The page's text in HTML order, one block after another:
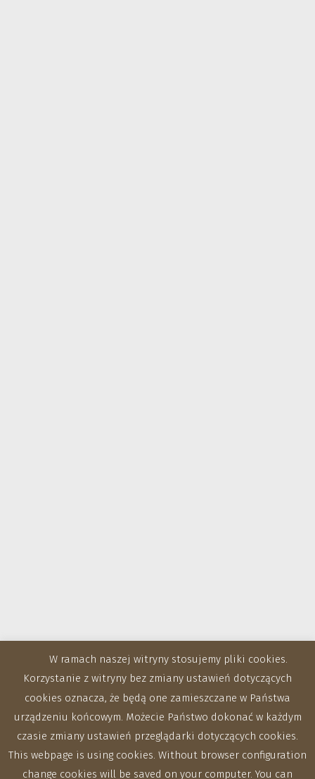
W ramach naszej witryny stosujemy pliki cookies.
Korzystanie z witryny bez zmiany ustawień dotyczących
cookies oznacza, że będą one zamieszczane w Państwa
urządzeniu końcowym. Możecie Państwo dokonać w każdym
czasie zmiany ustawień przeglądarki dotyczących cookies.
This webpage is using cookies. Without browser configuration
change cookies will be saved on your computer. You can